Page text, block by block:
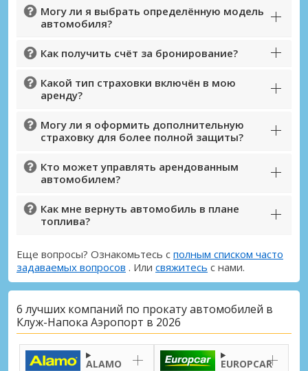
Могу ли я выбрать определённую модель
автомобиля?
Как получить счёт за бронирование?
Какой тип страховки включён в мою
аренду?
Могу ли я оформить дополнительную
страховку для более полной защиты?
Кто может управлять арендованным
автомобилем?
Как мне вернуть автомобиль в плане
топлива?
Еще вопросы? Ознакомьтесь с полным списком часто
задаваемых вопросов . Или свяжитесь с нами.
6 лучших компаний по прокату автомобилей в
Клуж-Напока Аэропорт в 2026
ALAMO EUROPCAR